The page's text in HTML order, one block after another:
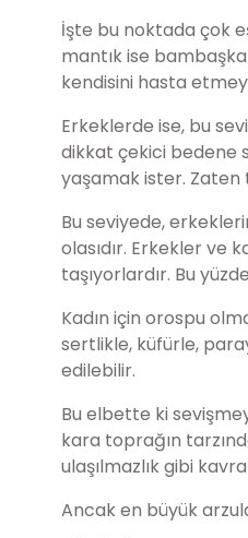
İşte bu noktada çok
mantık ise
kendisini hasta
Erkeklerde ise, bu
dikkat çekici bedene
yaşamak ister. Zaten
Bu seviyede,
olasıdır. Erkekler ve
taşıyorlardır. Bu
Kadın için orospu
sertlikle, küfürle,
edilebilir.
Bu elbette ki
kara toprağın
ulaşılmazlık gibi
Ancak en büyük